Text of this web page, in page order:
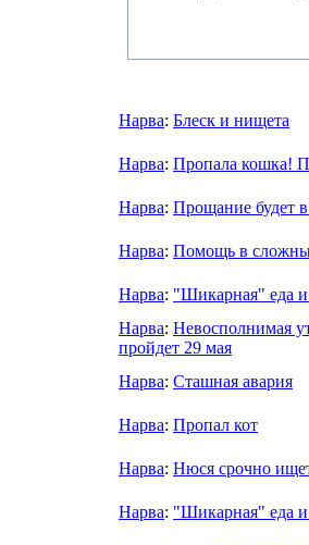
Нарва: Блеск и нищета
Нарва: Пропала кошка!
Нарва: Прощание будет
Нарва: Помощь в
Нарва: "Шикарная" еда и
Нарва: Невосполнимая
пройдет 29 мая
Нарва: Сташная авария
Нарва: Пропал кот
Нарва: Нюся срочно
Нарва: "Шикарная" еда и